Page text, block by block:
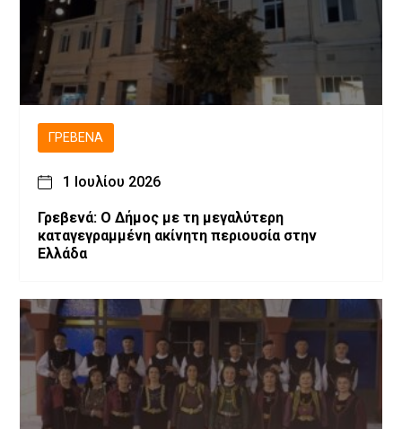
ΓΡΕΒΕΝΆ
1 Ιουλίου 2026
Γρεβενά: Ο Δήμος με τη μεγαλύτερη
καταγεγραμμένη ακίνητη περιουσία στην
Ελλάδα